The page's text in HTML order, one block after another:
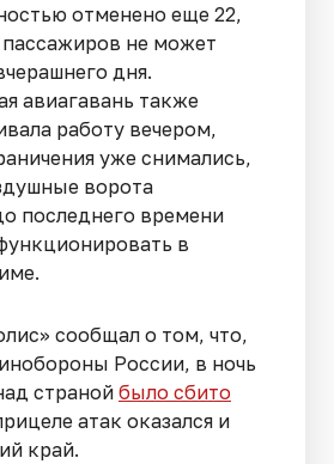
отменено еще 22,
пассажиров не может
дня.
авиагавань также
работу вечером,
уже снимались,
ворота
последнего времени
в
сообщал о том, что,
России, в ночь
странойбыло сбито
атак оказался и
край.